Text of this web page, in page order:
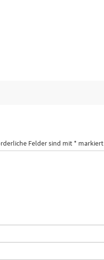
Felder sind mit * markiert